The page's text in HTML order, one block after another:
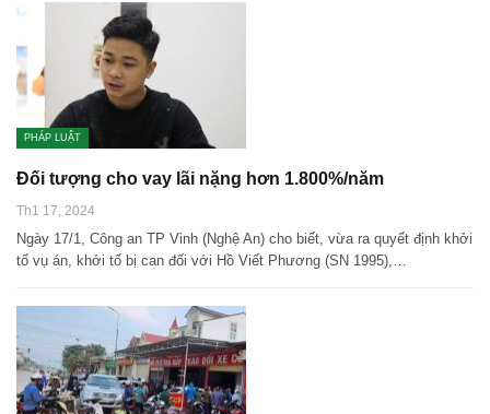
PHÁP LUẬT
Đối tượng cho vay lãi nặng hơn 1.800%/năm
Th1 17, 2024
Ngày 17/1, Công an TP Vinh (Nghệ An) cho biết, vừa ra quyết định khởi
tố vụ án, khởi tố bị can đối với Hồ Viết Phương (SN 1995),…